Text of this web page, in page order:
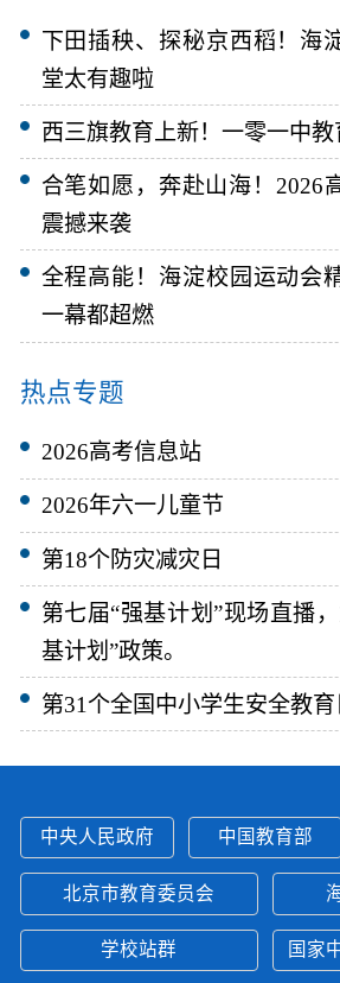
下田插秧、探秘京西稻！海
堂太有趣啦
西三旗教育上新！一零一中教
合笔如愿，奔赴山海！2026
震撼来袭
全程高能！海淀校园运动会
一幕都超燃
热点专题
2026高考信息站
2026年六一儿童节
第18个防灾减灾日
第七届“强基计划”现场直播
基计划”政策。
第31个全国中小学生安全教育
中央人民政府 中国教育部
北京市教育委员会
学校站群 国家